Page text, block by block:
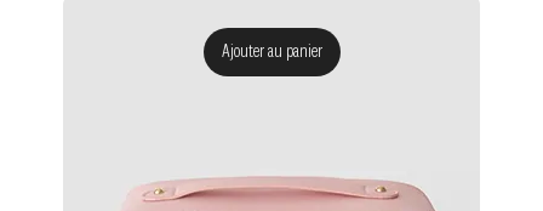
Ajouter au panier